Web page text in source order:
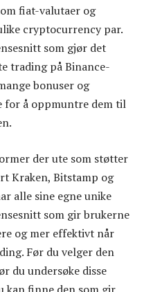
fiat-valutaer og
cryptocurrency par.
som gjør det
trading på Binance-
bonuser og
for å oppmuntre dem til
der ute som støtter
Kraken, Bitstamp og
alle sine egne unike
som gir brukerne
og mer effektivt når
Før du velger den
du undersøke disse
kan finne den som gir